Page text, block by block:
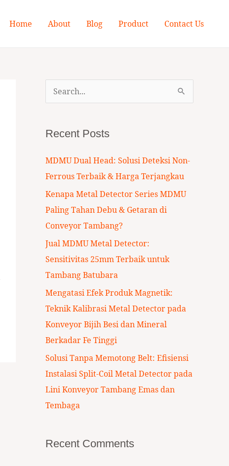
Home About Blog Product Contact Us
r
c
h
Recent Posts
MDMU Dual Head: Solusi Deteksi Non-
Ferrous Terbaik & Harga Terjangkau
Kenapa Metal Detector Series MDMU
Paling Tahan Debu & Getaran di
Conveyor Tambang?
Jual MDMU Metal Detector:
Sensitivitas 25mm Terbaik untuk
Tambang Batubara
Mengatasi Efek Produk Magnetik:
Teknik Kalibrasi Metal Detector pada
Konveyor Bijih Besi dan Mineral
Berkadar Fe Tinggi
Solusi Tanpa Memotong Belt: Efisiensi
Instalasi Split-Coil Metal Detector pada
Lini Konveyor Tambang Emas dan
Tembaga
Recent Comments